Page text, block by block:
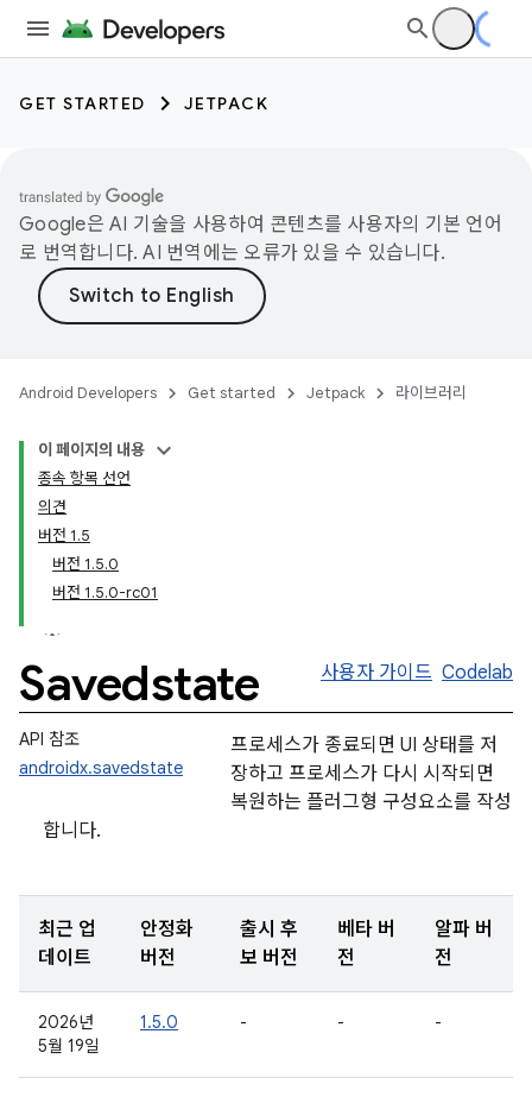
GET STARTED JETPACK
Google은 AI 기술을 사용하여 콘텐츠를 사용자의 기본 언어
로 번역합니다. AI 번역에는 오류가 있을 수 있습니다.
Android Developers Get started Jetpack 라이브러리
이 페이지의 내용
종속 항목 선언
의견
버전 1.5
버전 1.5.0
버전 1.5.0-rc01
Savedstate 사용자 가이드 Codelab
API 참조
androidx.savedstate
프로세스가 종료되면 UI 상태를 저
장하고 프로세스가 다시 시작되면
복원하는 플러그형 구성요소를 작성
합니다.
최근 업
데이트
안정화
버전
출시 후
보 버전
베타 버
전
알파 버
전
2026년
5월 19일
1.5.0 - - -